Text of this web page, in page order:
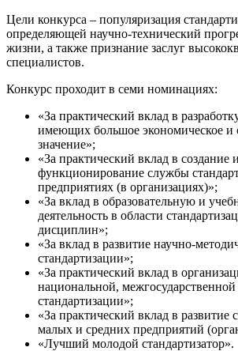
Цели конкурса – популяризация
определяющей научно-технический
жизни, а также признание заслуг
специалистов.
Конкурс проходит в семи номинациях:
«За практический вклад в
имеющих большое экономическое и
значение»;
«За практический вклад в создание и
функционирование службы
предприятиях (в организациях)»;
«За вклад в образовательную и
деятельность в области
дисциплин»;
«За вклад в развитие научно-
стандартизации»;
«За практический вклад в
национальной,
стандартизации»;
«За практический вклад в развитие
малых и средних предприятий
«Лучший молодой стандартизатор».